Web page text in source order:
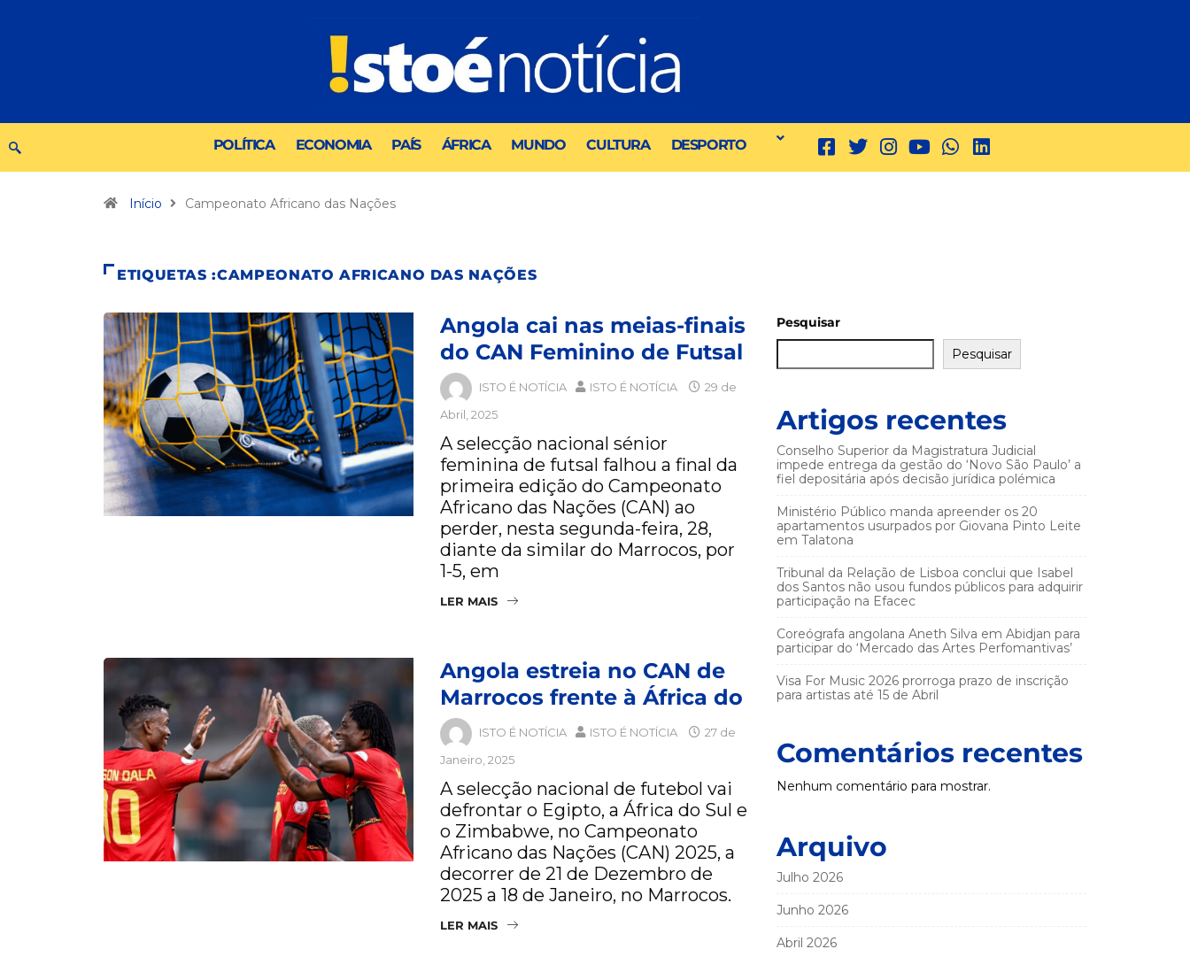
POLÍTICA ECONOMIA PAÍS ÁFRICA MUNDO CULTURA DESPORTO
Início Campeonato Africano das Nações
ETIQUETAS :CAMPEONATO AFRICANO DAS NAÇÕES
Angola cai nas meias-finais
do CAN Feminino de Futsal
ISTO É NOTÍCIA ISTO É NOTÍCIA
29 de
Abril, 2025
A selecção nacional sénior
feminina de futsal falhou a final da
primeira edição do Campeonato
Africano das Nações (CAN) ao
perder, nesta segunda-feira, 28,
diante da similar do Marrocos, por
1-5, em
LER MAIS
Angola estreia no CAN de
Marrocos frente à África do
ISTO É NOTÍCIA ISTO É NOTÍCIA
27 de
Janeiro, 2025
A selecção nacional de futebol vai
defrontar o Egipto, a África do Sul e
o Zimbabwe, no Campeonato
Africano das Nações (CAN) 2025, a
decorrer de 21 de Dezembro de
2025 a 18 de Janeiro, no Marrocos.
LER MAIS
Pesquisar
Pesquisar
Artigos recentes
Conselho Superior da Magistratura Judicial
impede entrega da gestão do ‘Novo São Paulo’ a
fiel depositária após decisão jurídica polémica
Ministério Público manda apreender os 20
apartamentos usurpados por Giovana Pinto Leite
em Talatona
Tribunal da Relação de Lisboa conclui que Isabel
dos Santos não usou fundos públicos para adquirir
participação na Efacec
Coreógrafa angolana Aneth Silva em Abidjan para
participar do ‘Mercado das Artes Perfomantivas’
Visa For Music 2026 prorroga prazo de inscrição
para artistas até 15 de Abril
Comentários recentes
Nenhum comentário para mostrar.
Arquivo
Julho 2026
Junho 2026
Abril 2026